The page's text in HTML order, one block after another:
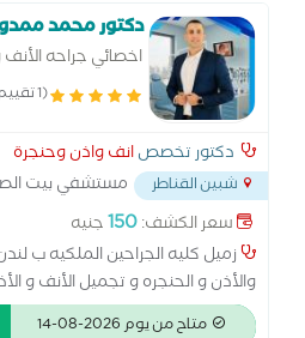
مناظير الجيوب الأنفيةدكتور محمد
اخصائي جراحه الأنف
(1 تقييم)
دكتور تخصصانف واذن وحنجرة
شبين القناطر مستشفي بيت
سعر الكشف:150جنيه
زميل كليه الجراحين الملكيه ب
والأذن و الحنجره و تجميل الأنف و
متاح من يوم 2026-08-14